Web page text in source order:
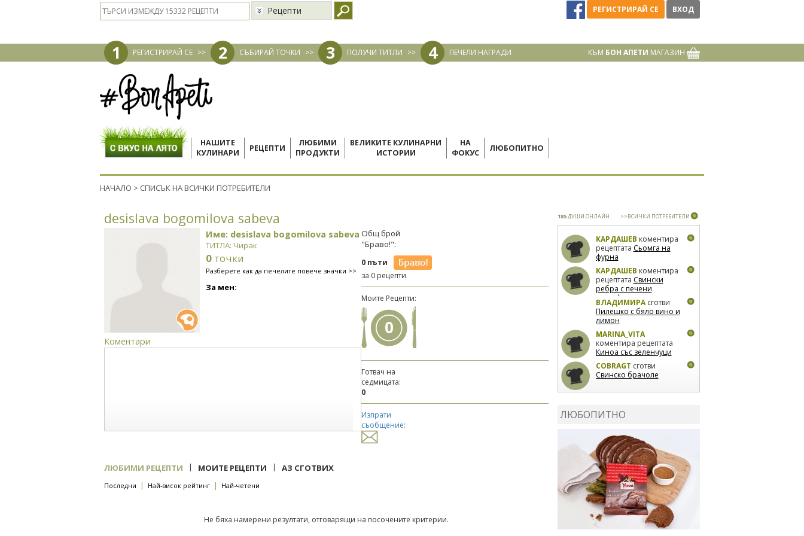
Рецепти РЕГИСТРИРАЙ СЕ ВХОД
1 РЕГИСТРИРАЙ СЕ >> 2 СЪБИРАЙ ТОЧКИ >> 3 ПОЛУЧИ ТИТЛИ >> 4 ПЕЧЕЛИ НАГРАДИ КЪМ БОН АПЕТИ МАГАЗИН
НАШИТЕ
КУЛИНАРИ
РЕЦЕПТИ
ЛЮБИМИ
ПРОДУКТИ
ВЕЛИКИТЕ КУЛИНАРНИ
ИСТОРИИ
НА
ФОКУС
ЛЮБОПИТНО
НАЧАЛО > СПИСЪК НА ВСИЧКИ ПОТРЕБИТЕЛИ
desislava bogomilova sabeva
Име: desislava bogomilova sabeva
ТИТЛА: Чирак
0 точки
Разберете как да печелите повече значки >>
За мен:
Коментари
Общ брой
"Браво!":
0 пъти
за 0 рецепти
Моите Рецепти:
0
Готвач на
седмицата:
0
Изпрати
съобщение:
ЛЮБИМИ РЕЦЕПТИ | МОИТЕ РЕЦЕПТИ | АЗ СГОТВИХ
Последни | Най-висок рейтинг | Най-четени
Не бяха намерени резултати, отговарящи на посочените критерии.
185ДУШИ ОНЛАЙН >>ВСИЧКИ ПОТРЕБИТЕЛИ
КАРДАШЕВ коментира
рецептата Сьомга на
фурна
КАРДАШЕВ коментира
рецептата Свински
ребра с печени
картофи
ВЛАДИМИРАсготви
Пилешко с бяло вино и
лимон
MARINA_VITA
коментира рецептата
Киноа със зеленчуци
COBRAGT сготви
Свинско брачоле
Фокача със синьо
сирене, лук и орехи
ЛЮБОПИТНО